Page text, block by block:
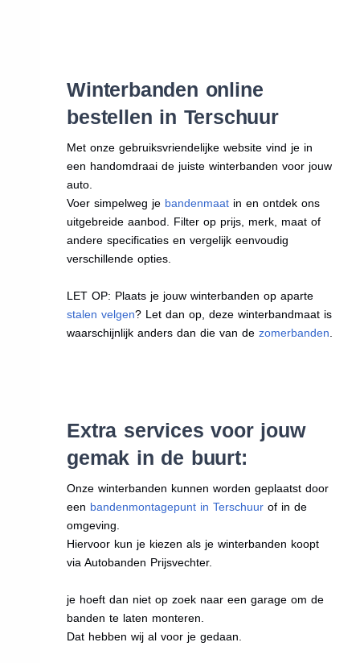
Winterbanden online
bestellen in Terschuur
Met onze gebruiksvriendelijke website vind je in
een handomdraai de juiste winterbanden voor jouw
auto.
Voer simpelweg je bandenmaat in en ontdek ons
uitgebreide aanbod. Filter op prijs, merk, maat of
andere specificaties en vergelijk eenvoudig
verschillende opties.
LET OP: Plaats je jouw winterbanden op aparte
stalen velgen? Let dan op, deze winterbandmaat is
waarschijnlijk anders dan die van dezomerbanden
Extra services voor jouw
gemak in de buurt:
Onze winterbanden kunnen worden geplaatst door
een bandenmontagepunt in Terschuur of in de
omgeving.
Hiervoor kun je kiezen als je winterbanden koopt
via Autobanden Prijsvechter.
je hoeft dan niet op zoek naar een garage om de
banden te laten monteren.
Dat hebben wij al voor je gedaan.